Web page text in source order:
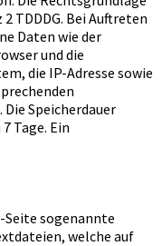
TDDDG. Bei Auftreten
Daten wie der
und die
die IP-Adresse sowie
Speicherdauer
Tage. Ein
Seite sogenannte
welche auf